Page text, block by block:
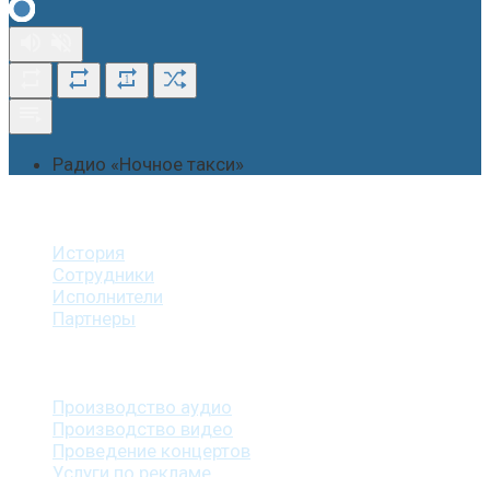
1
Радио «Ночное такси»
История
Сотрудники
Исполнители
Партнеры
Производство аудио
Производство видео
Проведение концертов
Услуги по рекламе